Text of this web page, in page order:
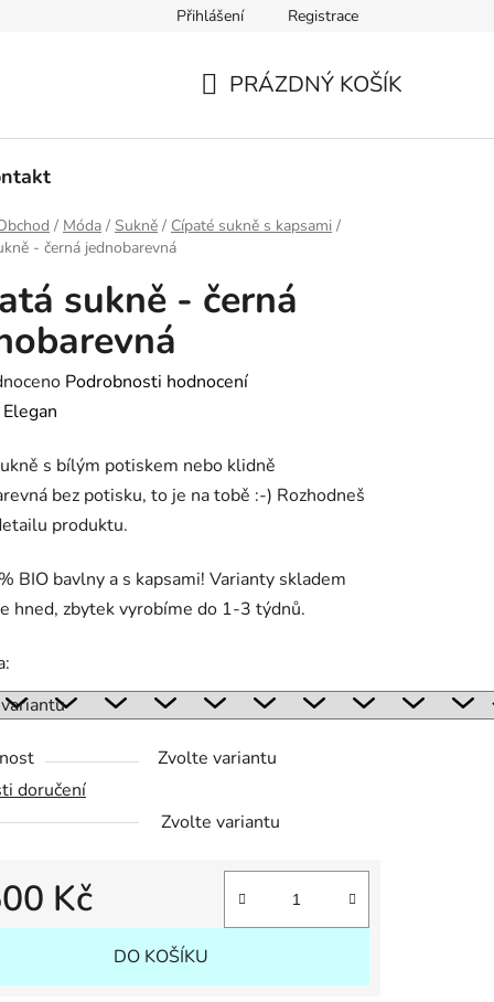
ochrany osobních údajů Ověřování recenzí
Přihlášení Registrace
PRÁZDNÝ KOŠÍK
/ Móda / Sukně / Cípaté sukně s kapsami /
- černá jednobarevná
sukně - černá
Podrobnosti hodnocení
Elegan
s bílým potiskem nebo klidně
bez potisku, to je na tobě :-) Rozhodneš
produktu.
BIO bavlny a s kapsami! Varianty skladem
hned, zbytek vyrobíme do 1-3 týdnů.
Zvolte variantu
doručení
Zvolte variantu
Kč
DO KOŠÍKU